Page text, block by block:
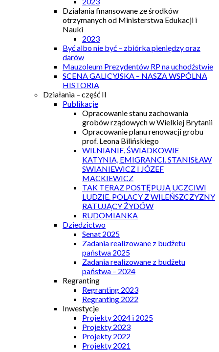
Działania finansowane ze środków
otrzymanych od Ministerstwa Edukacji i
Nauki
2023
Być albo nie być – zbiórka pieniędzy oraz
darów
Mauzoleum Prezydentów RP na uchodźstwie
SCENA GALICYJSKA – NASZA WSPÓLNA
HISTORIA
Działania – część II
Publikacje
Opracowanie stanu zachowania
grobów rządowych w Wielkiej Brytanii
Opracowanie planu renowacji grobu
prof. Leona Bilińskiego
WILNIANIE, ŚWIADKOWIE
KATYNIA, EMIGRANCI. STANISŁAW
SWIANIEWICZ I JÓZEF
MACKIEWICZ
TAK TERAZ POSTĘPUJĄ UCZCIWI
LUDZIE. POLACY Z WILEŃSZCZYZNY
RATUJĄCY ŻYDÓW
RUDOMIANKA
Dziedzictwo
Senat 2025
Zadania realizowane z budżetu
państwa 2025
Zadania realizowane z budżetu
państwa – 2024
Regranting
Regranting 2023
Regranting 2022
Inwestycje
Projekty 2024 i 2025
Projekty 2023
Projekty 2022
Projekty 2021